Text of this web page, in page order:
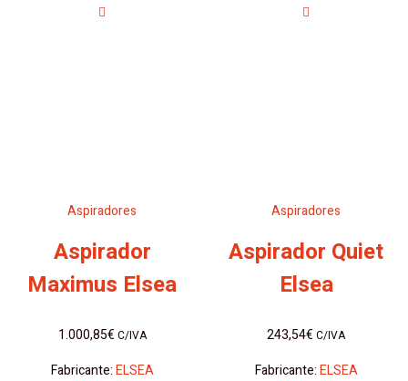
Aspiradores
Aspirador
Maximus Elsea
1.000,85€ C/IVA
Fabricante:ELSEA
Aspiradores
Aspirador Quiet
Elsea
243,54€ C/IVA
Fabricante:ELSEA